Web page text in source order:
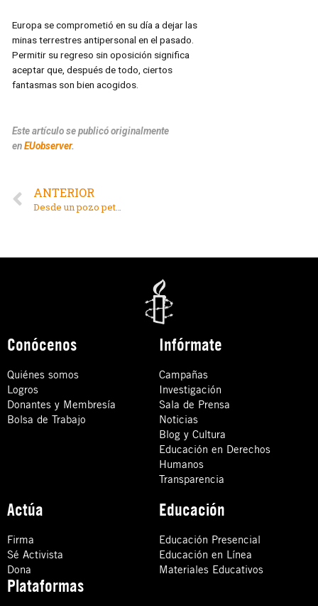
Europa se comprometió en su día a dejar las
minas terrestres antipersonal en el pasado.
Permitir su regreso sin oposición significa
aceptar que, después de todo, ciertos
fantasmas son bien acogidos.
Este artículo se publicó originalmente
enEUobserver.
ANTERIOR
Desde un pozo petrolero hasta la COP30
Conócenos
Quiénes somos
Logros
Donantes y Membresía
Bolsa de Trabajo
Infórmate
Campañas
Investigación
Sala de Prensa
Noticias
Blog y Cultura
Educación en Derechos
Humanos
Transparencia
Actúa
Firma
Sé Activista
Dona
Educación
Educación Presencial
Educación en Línea
Materiales Educativos
Plataformas